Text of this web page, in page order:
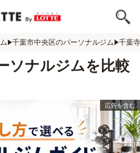
千葉市中央区のパーソナルジム 千葉
ソナルジムを比較